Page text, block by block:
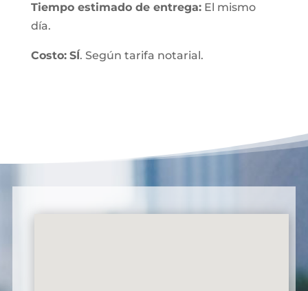
Tiempo estimado de entrega:El mismo
día.
Costo: SÍ. Según tarifa notarial.